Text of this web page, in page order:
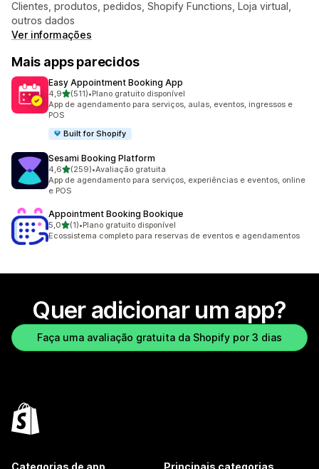
Clientes, produtos, pedidos, Shopify Functions, Loja virtual,
outros dados
Ver informações
Mais apps parecidos
Easy Appointment Booking App
4,9de 5 estrelas
(511)
511 avaliações ao todo
•Plano gratuito disponível
App de agendamento para serviços, aulas, eventos, ingressos e
POS
Built for Shopify
Sesami Booking Platform
4,6de 5 estrelas
(259)
259 avaliações ao todo
•Avaliação gratuita
App de agendamento para serviços, experiências e eventos, online
e POS
Appointment Booking Bookique
5,0de 5 estrelas
(1)
1 avaliações ao todo
•Plano gratuito disponível
Ecossistema completo para reservas de eventos e agendamentos
Quer adicionar um app?
Faça uma avaliação gratuita da Shopify por 3 dias